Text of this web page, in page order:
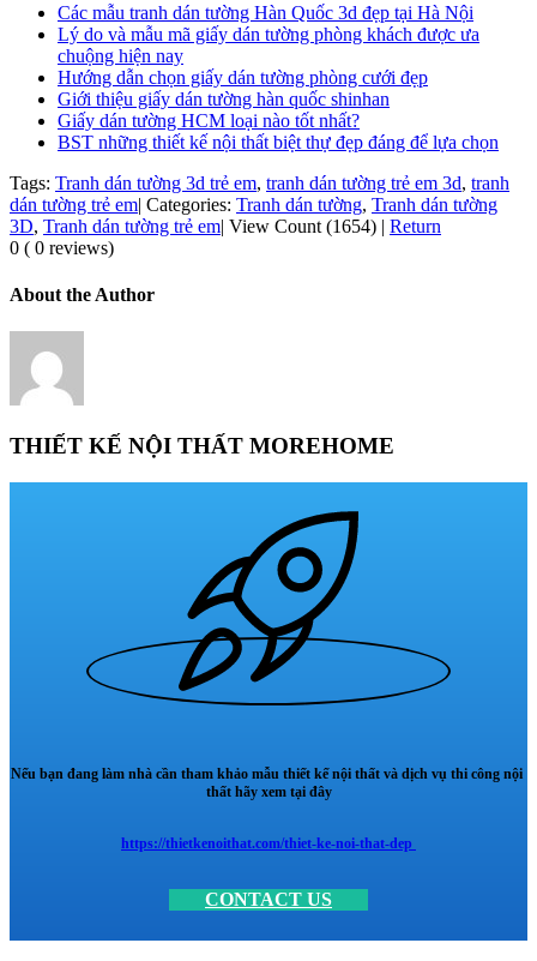
Các mẫu tranh dán tường Hàn Quốc 3d đẹp tại Hà Nội
Lý do và mẫu mã giấy dán tường phòng khách được ưa
chuộng hiện nay
Hướng dẫn chọn giấy dán tường phòng cưới đẹp
Giới thiệu giấy dán tường hàn quốc shinhan
Giấy dán tường HCM loại nào tốt nhất?
BST những thiết kế nội thất biệt thự đẹp đáng để lựa chọn
Tags: Tranh dán tường 3d trẻ em, tranh dán tường trẻ em 3d, tranh
dán tường trẻ em| Categories: Tranh dán tường, Tranh dán tường
3D, Tranh dán tường trẻ em| View Count (1654) | Return
0 ( 0 reviews)
About the Author
THIẾT KẾ NỘI THẤT MOREHOME
Nếu bạn đang làm nhà cần tham khảo mẫu thiết kế nội thất và dịch vụ thi công nội
thất hãy xem tại đây
https://thietkenoithat.com/thiet-ke-noi-that-dep
CONTACT US